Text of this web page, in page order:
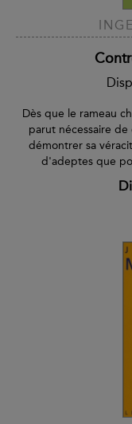
Dès que le rameau
parut nécessaire
démontrer sa
d'adeptes que